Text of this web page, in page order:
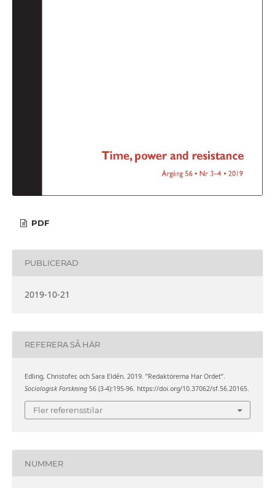
PDF
PUBLICERAD
2019-10-21
REFERERA SÅ HÄR
Edling, Christofer, och Sara Eldén. 2019. ”Redaktörerna Har Ordet”.
Sociologisk Forskning56 (3-4):195-96. https://doi.org/10.37062/sf.56.20165.
Fler referensstilar
NUMMER